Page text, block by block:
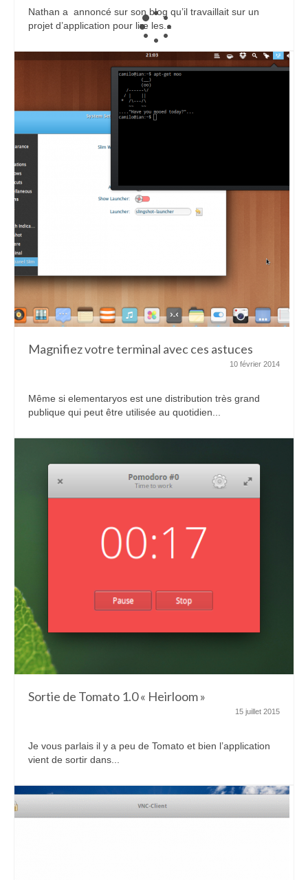
Nathan a annoncé sur son blog qu’il travaillait sur un
projet d’application pour lire les...
Magnifiez votre terminal avec ces astuces
10 février 2014
Même si elementaryos est une distribution très grand
publique qui peut être utilisée au quotidien...
Sortie de Tomato 1.0 « Heirloom »
15 juillet 2015
Je vous parlais il y a peu de Tomato et bien l’application
vient de sortir dans...